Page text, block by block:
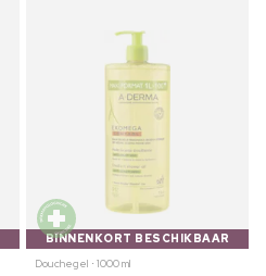
BINNENKORT BESCHIKBAAR
Douchegel ⋅ 1000 ml